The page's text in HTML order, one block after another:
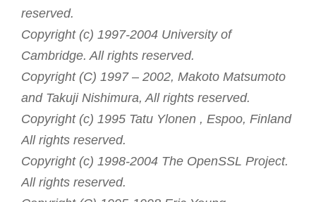
reserved.
Copyright (c) 1997-2004 University of
Cambridge. All rights reserved.
Copyright (C) 1997 – 2002, Makoto Matsumoto
and Takuji Nishimura, All rights reserved.
Copyright (c) 1995 Tatu Ylonen , Espoo, Finland
All rights reserved.
Copyright (c) 1998-2004 The OpenSSL Project.
All rights reserved.